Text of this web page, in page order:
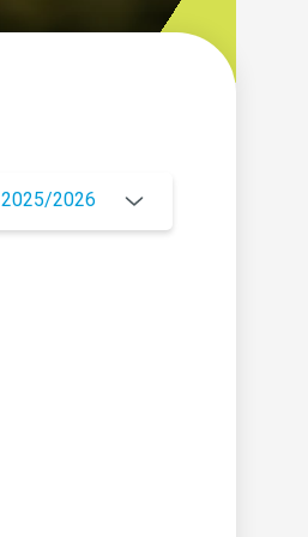
2025/2026